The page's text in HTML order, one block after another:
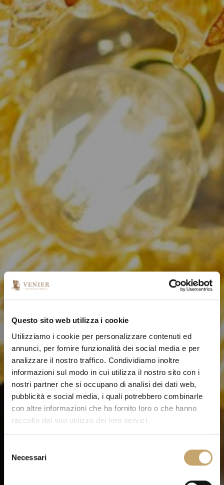
Questo sito web utilizza i cookie
Utilizziamo i cookie per personalizzare contenuti ed
annunci, per fornire funzionalità dei social media e per
analizzare il nostro traffico. Condividiamo inoltre
informazioni sul modo in cui utilizza il nostro sito con i
nostri partner che si occupano di analisi dei dati web,
pubblicità e social media, i quali potrebbero combinarle
con altre informazioni che ha fornito loro o che hanno
raccolto dal suo utilizzo dei loro servizi.
Necessari